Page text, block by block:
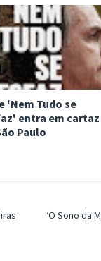
'Nem Tudo se
entra em cartaz
Paulo
‘O Sono da